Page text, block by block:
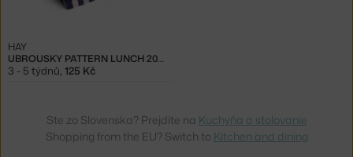
UBROUSKY PATTERN LUNCH 20KS, LIGHT PINK AND DARK BLUE PILLAR STRIPE
HAY
3 - 5 týdnů, 125 Kč
Ste zo Slovenska? Prejdite na Kuchyňa a stolovanie
Shopping from the EU? Switch to Kitchen and dining